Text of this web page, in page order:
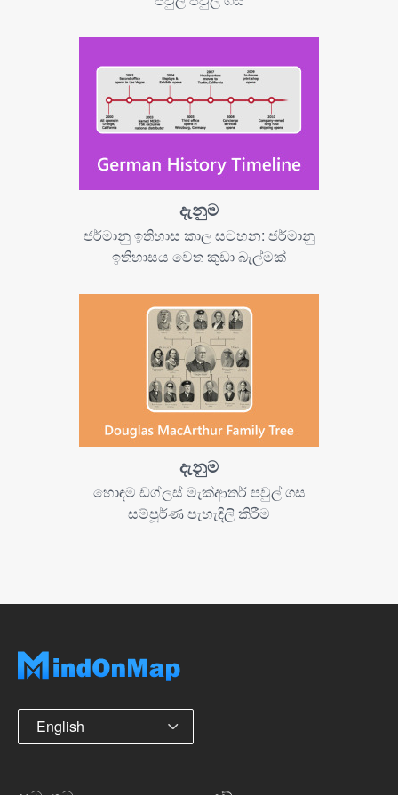
දැනුම
ජර්මානු ඉතිහාස කාල සටහන: ජර්මානු
ඉතිහාසය වෙත කුඩා බැල්මක්
දැනුම
හොඳම ඩග්ලස් මැක්ආතර් පවුල් ගස
සම්පූර්ණ පැහැදිලි කිරීම
English